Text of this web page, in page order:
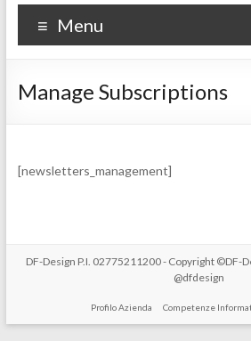
Menu
Manage Subscriptions
[newsletters_management]
DF-Design P.I. 02775211200 - Copyright ©DF-
@dfdesign
Profilo Azienda Competenze